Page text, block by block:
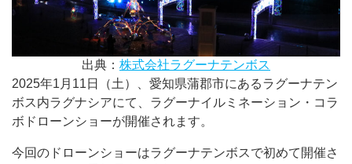
出典： 株式会社ラグーナテンボス
2025年1月11日（土）、愛知県蒲郡市にあるラグーナテン
ボス内ラグナシアにて、ラグーナイルミネーション・コラ
ボドローンショーが開催されます。
今回のドローンショーはラグーナテンボスで初めて開催さ